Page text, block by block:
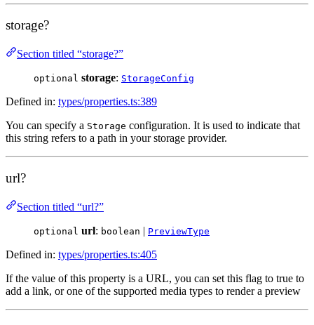
storage?
Section titled “storage?”
optional storage: StorageConfig
Defined in: types/properties.ts:389
You can specify a Storage configuration. It is used to indicate that
this string refers to a path in your storage provider.
url?
Section titled “url?”
optional url: boolean | PreviewType
Defined in: types/properties.ts:405
If the value of this property is a URL, you can set this flag to true to
add a link, or one of the supported media types to render a preview